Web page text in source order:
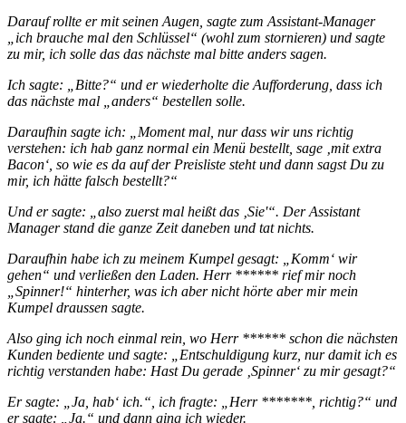
Darauf rollte er mit seinen Augen, sagte zum Assistant-Manager
„ich brauche mal den Schlüssel“ (wohl zum stornieren) und sagte
zu mir, ich solle das das nächste mal bitte anders sagen.
Ich sagte: „Bitte?“ und er wiederholte die Aufforderung, dass ich
das nächste mal „anders“ bestellen solle.
Daraufhin sagte ich: „Moment mal, nur dass wir uns richtig
verstehen: ich hab ganz normal ein Menü bestellt, sage ‚mit extra
Bacon‘, so wie es da auf der Preisliste steht und dann sagst Du zu
mir, ich hätte falsch bestellt?“
Und er sagte: „also zuerst mal heißt das ‚Sie'“. Der Assistant
Manager stand die ganze Zeit daneben und tat nichts.
Daraufhin habe ich zu meinem Kumpel gesagt: „Komm‘ wir
gehen“ und verließen den Laden. Herr ****** rief mir noch
„Spinner!“ hinterher, was ich aber nicht hörte aber mir mein
Kumpel draussen sagte.
Also ging ich noch einmal rein, wo Herr ****** schon die nächsten
Kunden bediente und sagte: „Entschuldigung kurz, nur damit ich es
richtig verstanden habe: Hast Du gerade ‚Spinner‘ zu mir gesagt?“
Er sagte: „Ja, hab‘ ich.“, ich fragte: „Herr *******, richtig?“ und
er sagte: „Ja.“ und dann ging ich wieder.